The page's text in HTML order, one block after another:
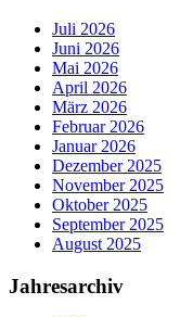
Juli 2026
Juni 2026
Mai 2026
April 2026
März 2026
Februar 2026
Januar 2026
Dezember 2025
November 2025
Oktober 2025
September 2025
August 2025
Jahresarchiv